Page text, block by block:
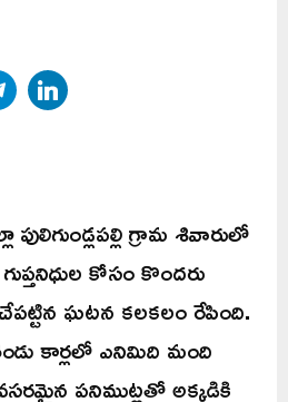
Telegram
గ్రామ శివారులో
కోసం కొందరు
ఘటన కలకలం రేపింది.
కార్లలో ఎనిమిది మంది
పనిముట్లతో అక్కడికి